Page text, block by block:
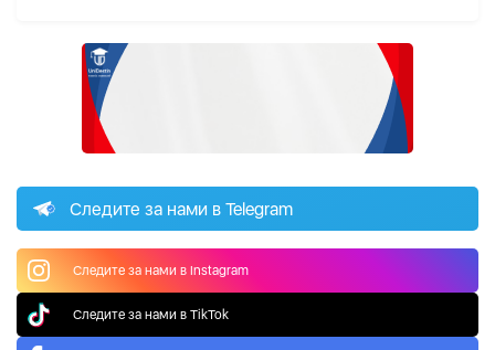
Следите за нами в Telegram
Следите за нами в Instagram
Следите за нами в TikTok